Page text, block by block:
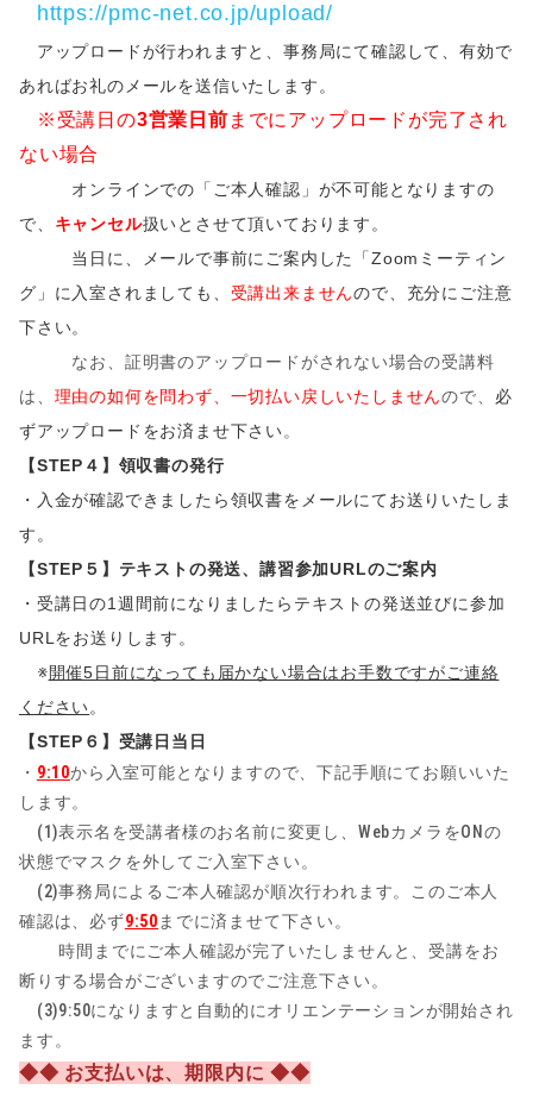
https://pmc-net.co.jp/upload/
アップロードが行われますと、事務局にて確認して、有効で
あればお礼のメールを送信いたします。
※受講日の3営業日前 までにアップロードが完了され
ない場合
オンラインでの「ご本人確認」が不可能となりますの
で、 キャンセル扱いとさせて頂いております。
当日に、メールで事前にご案内した「Zoomミーティン
グ」に入室されましても、 受講出来ませんので、充分にご注意
下さい。
なお、証明書のアップロードがされない場合の受講料
は、 理由の如何を問わず、一切払い戻しいたしませんので、 必
ずアップロードをお済ませ下さい。
【STEP４】領収書の発行
・入金が確認できましたら領収書をメールにてお送りいたしま
す。
【STEP５】テキストの発送、講習参加URLのご案内
・受講日の1週間前になりましたらテキストの発送並びに参加
URLをお送りします。
※開催5日前になっても届かない場合はお手数ですがご連絡
ください。
【STEP６】受講日当日
・ 9:10から入室可能となりますので、下記手順にてお願いいた
します。
(1)表示名を受講者様のお名前に変更し、WebカメラをONの
状態でマスクを外してご入室下さい。
(2)事務局によるご本人確認が順次行われます。このご本人
確認は、必ず9:50 までに済ませて下さい。
時間までにご本人確認が完了いたしませんと、受講をお
断りする場合がございますのでご注意下さい。
(3)9:50になりますと自動的にオリエンテーションが開始され
ます。
◆◆ お支払いは、期限内に ◆◆